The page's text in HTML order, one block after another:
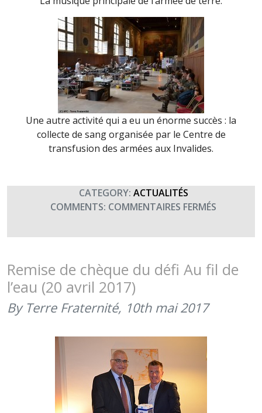
Une autre activité qui a eu un énorme succès : la
collecte de sang organisée par le Centre de
transfusion des armées aux Invalides.
CATEGORY: ACTUALITÉS
COMMENTS: COMMENTAIRES FERMÉS
DES
DE
L’ARMÉE
Remise de chèque du défi Au fil de
l’eau (20 avril 2017)
By Terre Fraternité, 10th mai 2017